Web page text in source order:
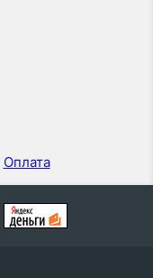
Оплата